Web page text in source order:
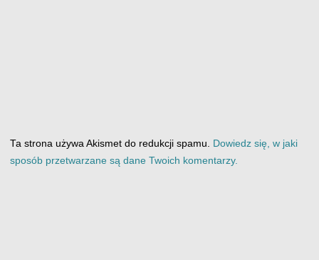
Ta strona używa Akismet do redukcji spamu.
Dowiedz się, w jaki
sposób przetwarzane są dane Twoich komentarzy.